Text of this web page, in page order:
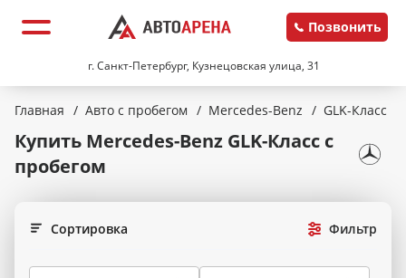
г. Санкт-Петербург, Кузнецовская улица, 31
Позвонить
Главная / Авто с пробегом / Mercedes-Benz / GLK-Класс
Купить Mercedes-Benz GLK-Класс с
пробегом
Фильтр
Сортировка